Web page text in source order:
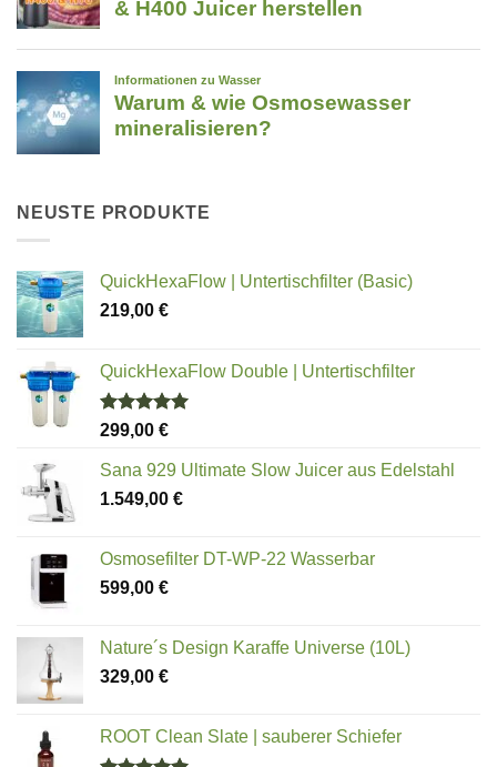
NEUSTE PRODUKTE
QuickHexaFlow | Untertischfilter (Basic)
219,00 €
QuickHexaFlow Double | Untertischfilter
Bewertet
von 5
299,00 €
Sana 929 Ultimate Slow Juicer aus Edelstahl
1.549,00 €
Osmosefilter DT-WP-22 Wasserbar
599,00 €
Nature´s Design Karaffe Universe (10L)
329,00 €
ROOT Clean Slate | sauberer Schiefer